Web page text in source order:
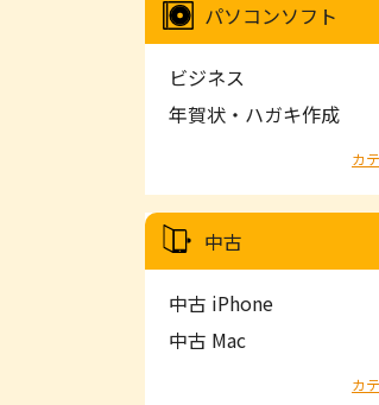
パソコンソフト
ビジネス
年賀状・ハガキ作成
カ
中古
中古 iPhone
中古 Mac
カ